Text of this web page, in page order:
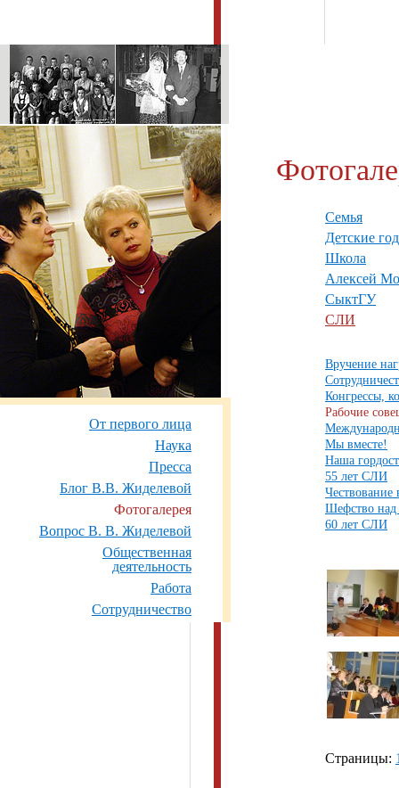
От первого лица
Наука
Пресса
Блог В.В. Жиделевой
Фотогалерея
Вопрос В. В. Жиделевой
Общественная
деятельность
Работа
Сотрудничество
Семья
Детские
Школа
Алексей
СыктГУ
СЛИ
Вручение
Конгрессы,
Рабочие
Мы вместе!
Наша
55 лет СЛИ
Чествование
Шефство над
60 лет СЛИ
Страницы: